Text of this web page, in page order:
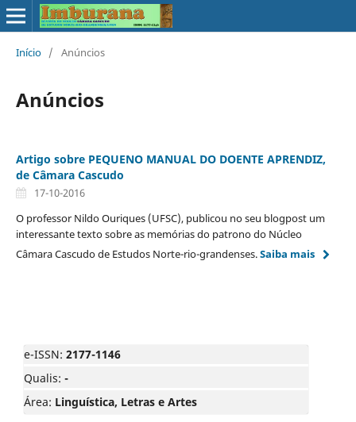
Início / Anúncios
Anúncios
Artigo sobre PEQUENO MANUAL DO DOENTE APRENDIZ,
de Câmara Cascudo
17-10-2016
O professor Nildo Ouriques (UFSC), publicou no seu blogpost um
interessante texto sobre as memórias do patrono do Núcleo
Câmara Cascudo de Estudos Norte-rio-grandenses.Saiba mais
e-ISSN: 2177-1146
Qualis: -
Área: Linguística, Letras e Artes